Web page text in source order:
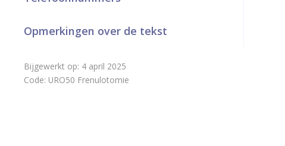
a
g
Opmerkingen over de tekst
Bijgewerkt op: 4 april 2025
Code: URO50 Frenulotomie